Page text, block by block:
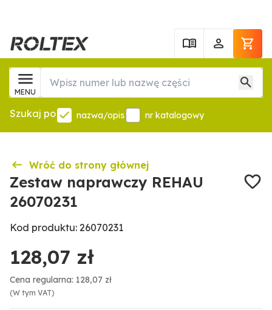
MENU
Szukaj po nazwa/opis nr katalogowy
Wróć do strony głównej
Zestaw naprawczy REHAU
26070231
Kod produktu: 26070231
128,07 zł
Cena regularna: 128,07 zł
(W tym VAT)